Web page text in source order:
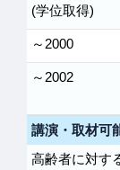
(学位取得)
～2000
～2002
講演・取材可
高齢者に対す